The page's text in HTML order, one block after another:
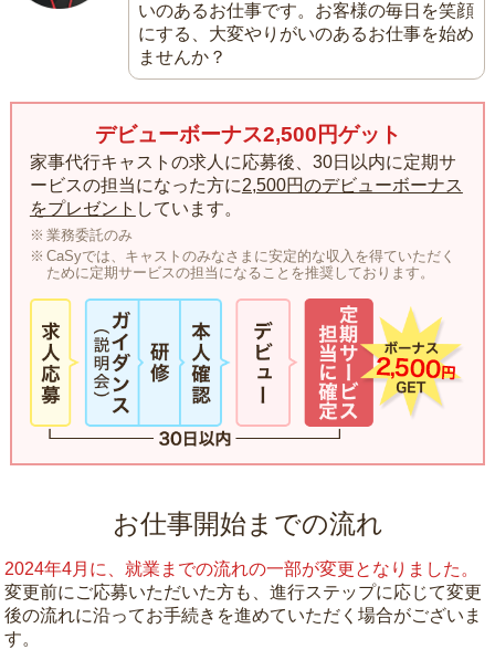
いのあるお仕事です。お客様の毎日を笑顔
にする、大変やりがいのあるお仕事を始め
ませんか？
デビューボーナス2,500円ゲット
家事代行キャストの求人に応募後、30日以内に定期サ
ービスの担当になった方に2,500円のデビューボーナス
をプレゼント しています。
業務委託のみ
CaSyでは、キャストのみなさまに安定的な収入を得ていただく
ために定期サービスの担当になることを推奨しております。
お仕事開始までの流れ
2024年4月に、就業までの流れの一部が変更となりました。
変更前にご応募いただいた方も、進行ステップに応じて変更
後の流れに沿ってお手続きを進めていただく場合がございま
す。